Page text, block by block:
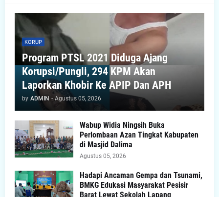
KORUP
Program PTSL 2021 Diduga Ajang
Korupsi/Pungli, 294 KPM Akan
Laporkan Khobir Ke APIP Dan APH
by ADMIN - Agustus 05, 2026
Wabup Widia Ningsih Buka
Perlombaan Azan Tingkat Kabupaten
di Masjid Dalima
Agustus 05, 2026
Hadapi Ancaman Gempa dan Tsunami,
BMKG Edukasi Masyarakat Pesisir
Barat Lewat Sekolah Lapang